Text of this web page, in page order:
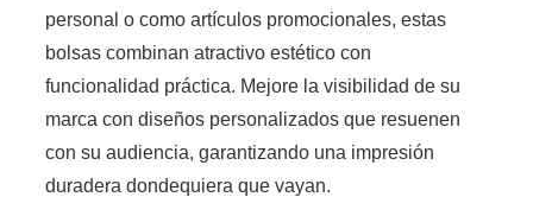
personal o como artículos promocionales, estas
bolsas combinan atractivo estético con
funcionalidad práctica. Mejore la visibilidad de su
marca con diseños personalizados que resuenen
con su audiencia, garantizando una impresión
duradera dondequiera que vayan.